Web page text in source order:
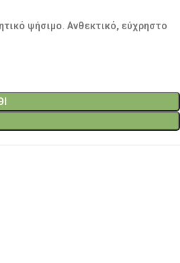
ψήσιμο. Ανθεκτικό, εύχρηστο